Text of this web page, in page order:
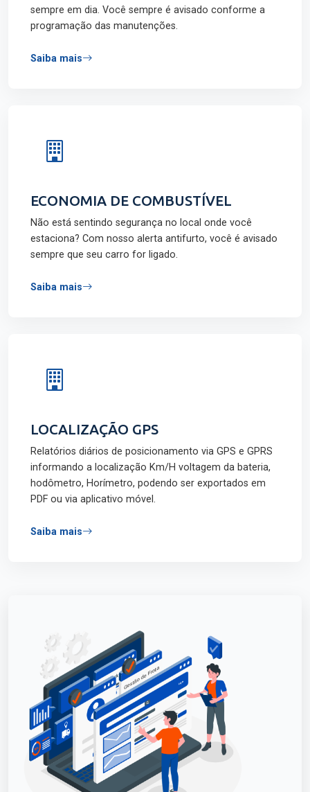
sempre em dia. Você sempre é avisado conforme a
programação das manutenções.
Saiba mais
ECONOMIA DE COMBUSTÍVEL
Não está sentindo segurança no local onde você
estaciona? Com nosso alerta antifurto, você é avisado
sempre que seu carro for ligado.
Saiba mais
LOCALIZAÇÃO GPS
Relatórios diários de posicionamento via GPS e GPRS
informando a localização Km/H voltagem da bateria,
hodômetro, Horímetro, podendo ser exportados em
PDF ou via aplicativo móvel.
Saiba mais